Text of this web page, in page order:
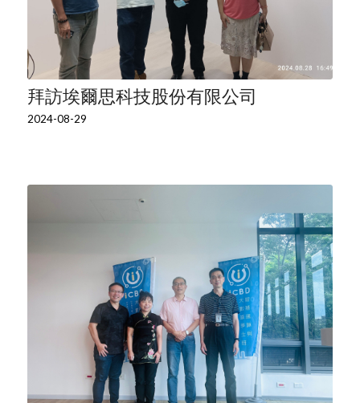
拜訪埃爾思科技股份有限公司
2024-08-29